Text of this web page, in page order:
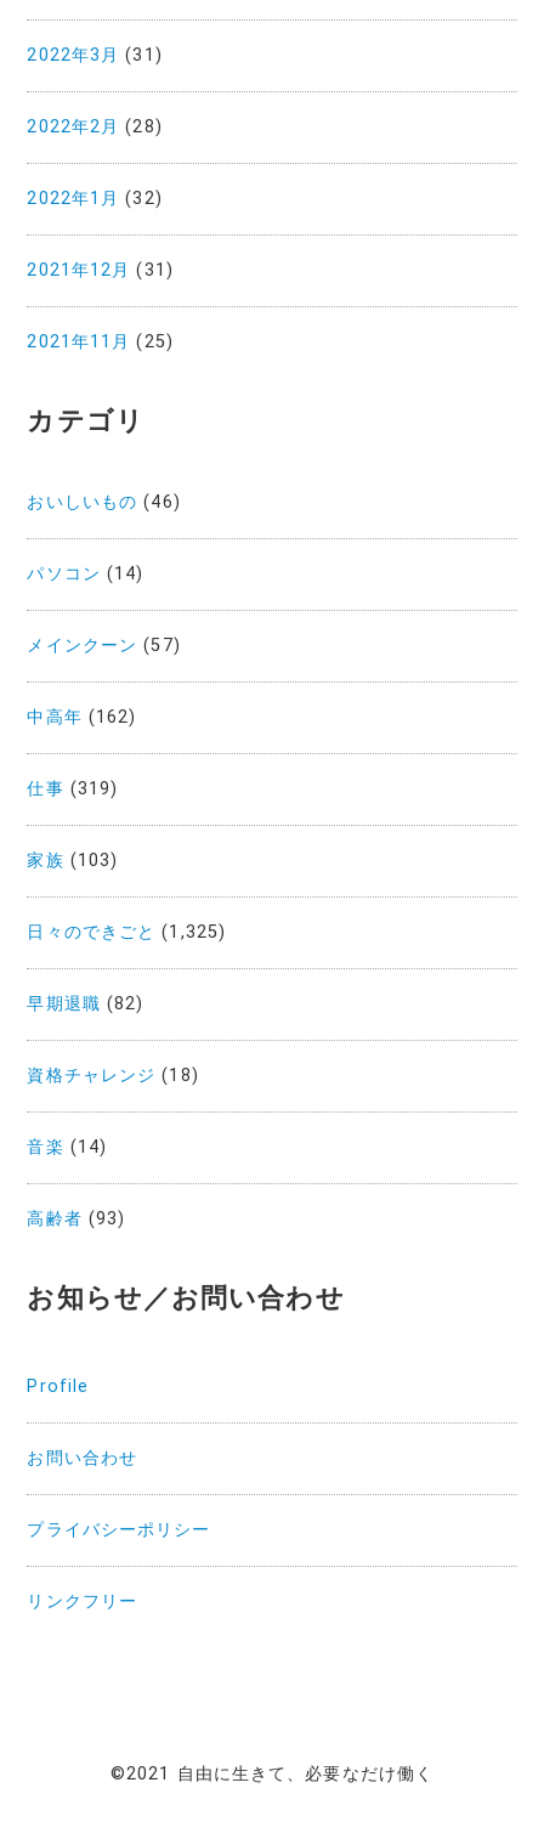
2022年3月 (31)
2022年2月 (28)
2022年1月 (32)
2021年12月 (31)
2021年11月 (25)
カテゴリ
おいしいもの (46)
パソコン (14)
メインクーン (57)
中高年 (162)
仕事 (319)
家族 (103)
日々のできごと (1,325)
早期退職 (82)
資格チャレンジ (18)
音楽 (14)
高齢者 (93)
お知らせ／お問い合わせ
Profile
お問い合わせ
プライバシーポリシー
リンクフリー
©2021 自由に生きて、必要なだけ働く